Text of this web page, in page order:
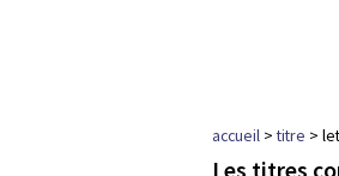
accueil >titre >